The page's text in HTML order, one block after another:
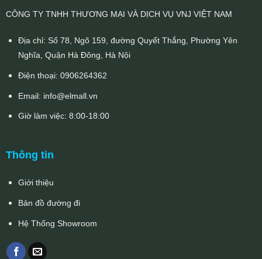
CÔNG TY TNHH THƯƠNG MẠI VÀ DỊCH VỤ VNJ VIỆT NAM
Địa chỉ: Số 78, Ngõ 159, đường Quyết Thắng, Phường Yên
Nghĩa, Quận Hà Đông, Hà Nội
Điện thoại: 0906264362
Email: info@elmall.vn
Giờ làm việc: 8:00-18:00
Thông tin
Giới thiệu
Bản đồ đường đi
Hệ Thống Showroom